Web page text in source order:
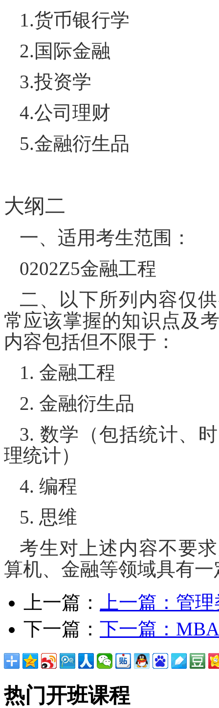
1.货币银行学
2.国际金融
3.投资学
4.公司理财
5.金融衍生品
大纲二
一、 适用考生范围 ：
0202Z5金融工程
二、以下所列内容仅
常应该掌握的知识点及
内容包括但不限于：
1. 金融工程
2. 金融衍生品
3. 数学（包括统计、
理统计）
4. 编程
5. 思维
考生对 上述内容不要
算机、金融等领域具有一
上一篇：
上一篇： 管
下一篇： 下一篇：
热门开班课程